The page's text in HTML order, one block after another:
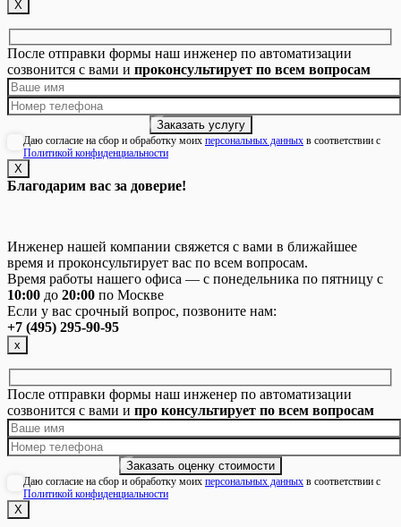
Х
После отправки формы наш инженер по автоматизации
созвонится с вами и проконсультирует по всем вопросам
Даю согласие на сбор и обработку моих персональных данных в соответствии с
Политикой конфиденциальности
Х
Благодарим вас за доверие!
Инженер нашей компании свяжется с вами в ближайшее
время и проконсультирует вас по всем вопросам.
Время работы нашего офиса — с понедельника по пятницу с
10:00 до 20:00 по Москве
Если у вас срочный вопрос, позвоните нам:
+7 (495) 295-90-95
х
После отправки формы наш инженер по автоматизации
созвонится с вами и про консультирует по всем вопросам
Даю согласие на сбор и обработку моих персональных данных в соответствии с
Политикой конфиденциальности
Х